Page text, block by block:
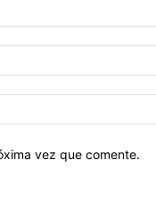
vez que comente.